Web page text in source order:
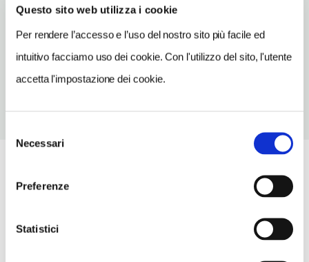
Questo sito web utilizza i cookie
Per rendere l’accesso e l’uso del nostro sito più facile ed
intuitivo facciamo uso dei cookie. Con l'utilizzo del sito, l'utente
accetta l'impostazione dei cookie.
delNecessari
Preferenze
Statistici
alberguesantiagoapostol@hotmail.com
948340220